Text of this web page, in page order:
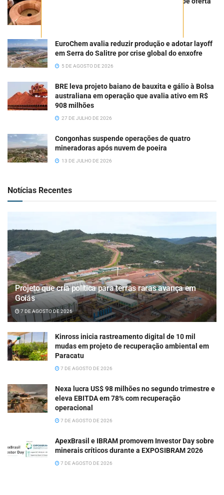
EuroChem avalia reduzir produção e adotar layoff
em Serra do Salitre por crise global do enxofre
5 DE AGOSTO DE 2026
BRE leva projeto baiano de bauxita e gálio à Bolsa
australiana em operação que avalia ativo em R$
908 milhões
27 DE JULHO DE 2026
Congonhas suspende operações de quatro
mineradoras após nuvem de poeira
13 DE JULHO DE 2026
Notícias Recentes
Projeto que cria política para terras raras avança em
Goiás
7 DE AGOSTO DE 2026
Kinross inicia rastreamento digital de 10 mil
mudas em projeto de recuperação ambiental em
Paracatu
7 DE AGOSTO DE 2026
Nexa lucra US$ 98 milhões no segundo trimestre e
eleva EBITDA em 78% com recuperação
operacional
7 DE AGOSTO DE 2026
ApexBrasil e IBRAM promovem Investor Day sobre
minerais críticos durante a EXPOSIBRAM 2026
7 DE AGOSTO DE 2026